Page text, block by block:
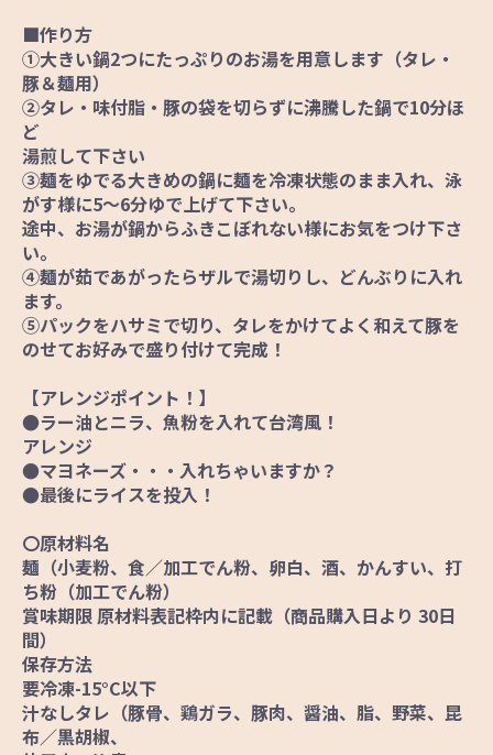
■作り方
①大きい鍋2つにたっぷりのお湯を用意します（タレ・
豚＆麺用）
②タレ・味付脂・豚の袋を切らずに沸騰した鍋で10分ほ
ど
湯煎して下さい
③麺をゆでる大きめの鍋に麺を冷凍状態のまま入れ、泳
がす様に5～6分ゆで上げて下さい。
途中、お湯が鍋からふきこぼれない様にお気をつけ下さ
い。
④麺が茹であがったらザルで湯切りし、どんぶりに入れ
ます。
⑤パックをハサミで切り、タレをかけてよく和えて豚を
のせてお好みで盛り付けて完成！
【アレンジポイント！】
●ラー油とニラ、魚粉を入れて台湾風！
アレンジ
●マヨネーズ・・・入れちゃいますか？
●最後にライスを投入！
〇原材料名
麺（小麦粉、食／加工でん粉、卵白、酒、かんすい、打
ち粉（加工でん粉）
賞味期限 原材料表記枠内に記載（商品購入日より 30日
間）
保存方法
要冷凍-15°C以下
汁なしタレ（豚骨、鶏ガラ、豚肉、醤油、脂、野菜、昆
布／黒胡椒、